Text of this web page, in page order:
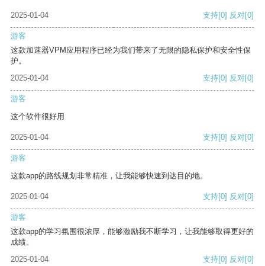
2025-01-04 支持[0] 反对[0]
游客
这款加速器VPM应用程序已经为我们带来了无限的隐私保护和安全性保
护。
2025-01-04
支持[0] 反对[0]
游客
这个软件很好用
2025-01-04 支持[0] 反对[0]
游客
这款app的路线规划非常精准，让我能够快速到达目的地。
2025-01-04 支持[0] 反对[0]
游客
这款app的学习氛围很浓厚，能够激励我不断学习，让我能够取得更好的
成绩。
2025-01-04
支持[0] 反对[0]